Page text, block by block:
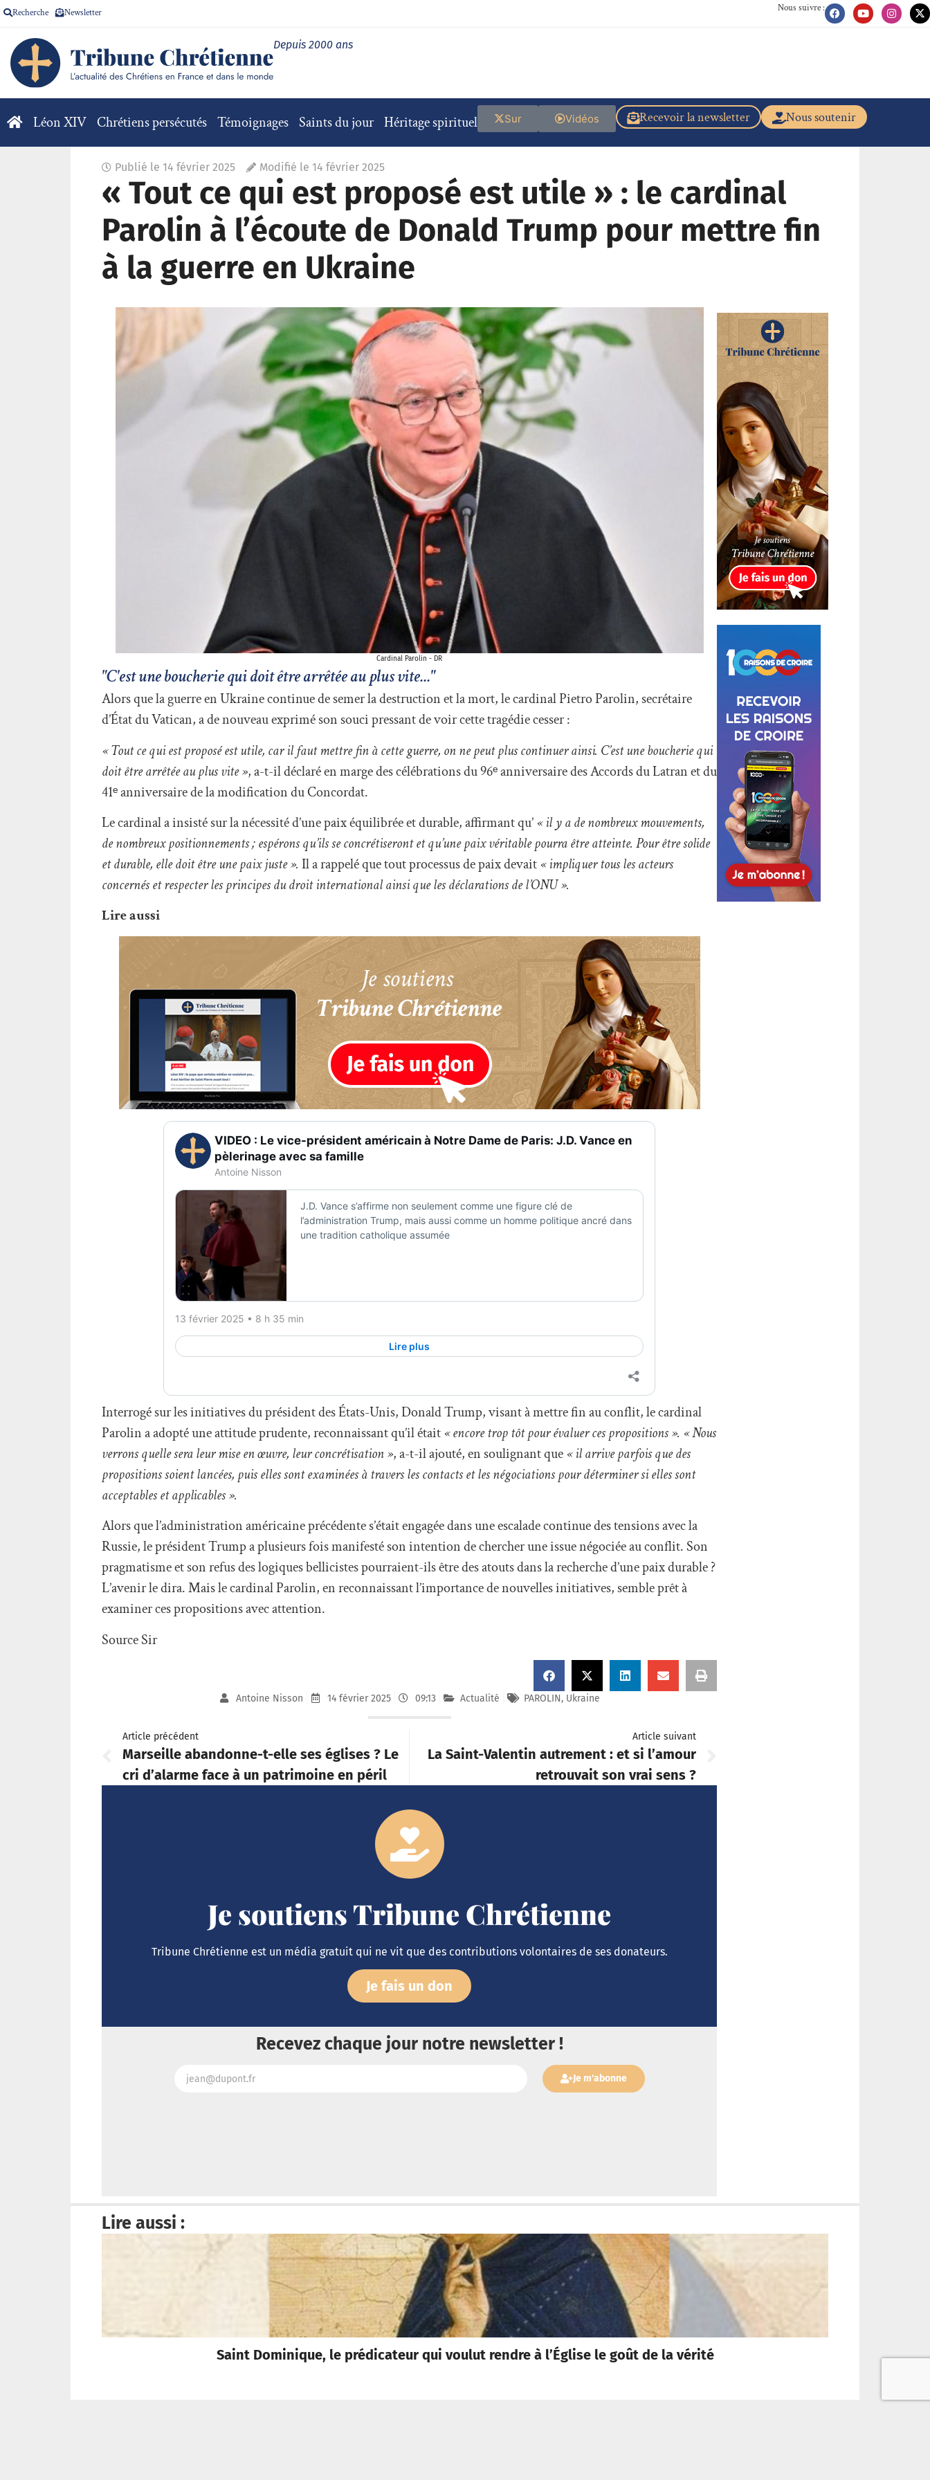
Recherche Newsletter Nous suivre :
Depuis 2000 ans
Léon XIV Chrétiens persécutés Témoignages Saints du jour Héritage spirituel Nous soutenir
Recevoir la newsletter
Vidéos
Sur
Publié le 14 février 2025 Modifié le 14 février 2025
« Tout ce qui est proposé est utile » : le cardinal
Parolin à l’écoute de Donald Trump pour mettre fin
à la guerre en Ukraine
Cardinal Parolin - DR
"C'est une boucherie qui doit être arrêtée au plus vite..."
Alors que la guerre en Ukraine continue de semer la destruction et la mort, le cardinal Pietro Parolin, secrétaire
d’État du Vatican, a de nouveau exprimé son souci pressant de voir cette tragédie cesser :
« Tout ce qui est proposé est utile, car il faut mettre fin à cette guerre, on ne peut plus continuer ainsi. C’est une boucherie qui
doit être arrêtée au plus vite », a-t-il déclaré en marge des célébrations du 96ᵉ anniversaire des Accords du Latran et du
41ᵉ anniversaire de la modification du Concordat.
Le cardinal a insisté sur la nécessité d’une paix équilibrée et durable, affirmant qu’« il y a de nombreux mouvements,
de nombreux positionnements ; espérons qu’ils se concrétiseront et qu’une paix véritable pourra être atteinte. Pour être solide
et durable, elle doit être une paix juste ». Il a rappelé que tout processus de paix devait« impliquer tous les acteurs
concernés et respecter les principes du droit international ainsi que les déclarations de l’ONU ».
Lire aussi
Interrogé sur les initiatives du président des États-Unis, Donald Trump, visant à mettre fin au conflit, le cardinal
Parolin a adopté une attitude prudente, reconnaissant qu’il était« encore trop tôt pour évaluer ces propositions ». « Nous
verrons quelle sera leur mise en œuvre, leur concrétisation », a-t-il ajouté, en soulignant que« il arrive parfois que des
propositions soient lancées, puis elles sont examinées à travers les contacts et les négociations pour déterminer si elles sont
acceptables et applicables ».
Alors que l’administration américaine précédente s’était engagée dans une escalade continue des tensions avec la
Russie, le président Trump a plusieurs fois manifesté son intention de chercher une issue négociée au conflit. Son
pragmatisme et son refus des logiques bellicistes pourraient-ils être des atouts dans la recherche d’une paix durable ?
L’avenir le dira. Mais le cardinal Parolin, en reconnaissant l’importance de nouvelles initiatives, semble prêt à
examiner ces propositions avec attention.
Source Sir
Antoine Nisson 14 février 2025 09:13 Actualité PAROLIN, Ukraine
Article précédent
Marseille abandonne-t-elle ses églises ? Le
cri d’alarme face à un patrimoine en péril
Article suivant
La Saint-Valentin autrement : et si l’amour
retrouvait son vrai sens ?
Je soutiens Tribune Chrétienne
Tribune Chrétienne est un média gratuit qui ne vit que des contributions volontaires de ses donateurs.
Je fais un don
Recevez chaque jour notre newsletter !
Je m'abonne
Lire aussi :
Saint Dominique, le prédicateur qui voulut rendre à l’Église le goût de la vérité « Pour